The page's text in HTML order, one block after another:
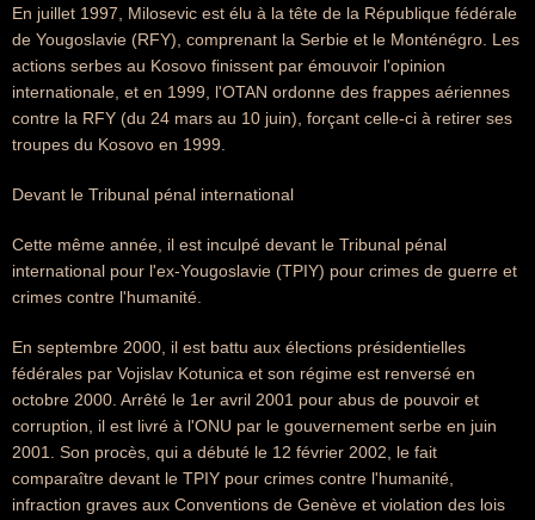
En juillet 1997, Milosevic est élu à la tête de la République fédérale
de Yougoslavie (RFY), comprenant la Serbie et le Monténégro. Les
actions serbes au Kosovo finissent par émouvoir l'opinion
internationale, et en 1999, l'OTAN ordonne des frappes aériennes
contre la RFY (du 24 mars au 10 juin), forçant celle-ci à retirer ses
troupes du Kosovo en 1999.
Devant le Tribunal pénal international
Cette même année, il est inculpé devant le Tribunal pénal
international pour l'ex-Yougoslavie (TPIY) pour crimes de guerre et
crimes contre l'humanité.
En septembre 2000, il est battu aux élections présidentielles
fédérales par Vojislav Kotunica et son régime est renversé en
octobre 2000. Arrêté le 1er avril 2001 pour abus de pouvoir et
corruption, il est livré à l'ONU par le gouvernement serbe en juin
2001. Son procès, qui a débuté le 12 février 2002, le fait
comparaître devant le TPIY pour crimes contre l'humanité,
infraction graves aux Conventions de Genève et violation des lois